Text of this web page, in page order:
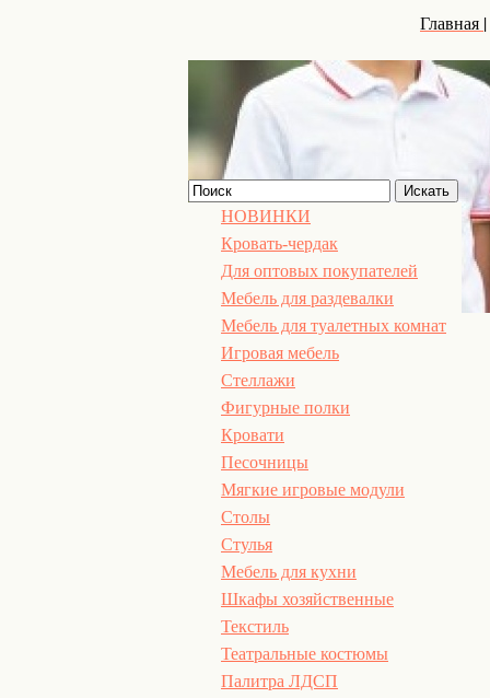
Главная |
НОВИНКИ
Кровать-чердак
Для оптовых покупателей
Мебель для раздевалки
Мебель для туалетных комнат
Игровая мебель
Стеллажи
Фигурные полки
Кровати
Песочницы
Мягкие игровые модули
Столы
Стулья
Мебель для кухни
Шкафы хозяйственные
Текстиль
Театральные костюмы
Палитра ЛДСП